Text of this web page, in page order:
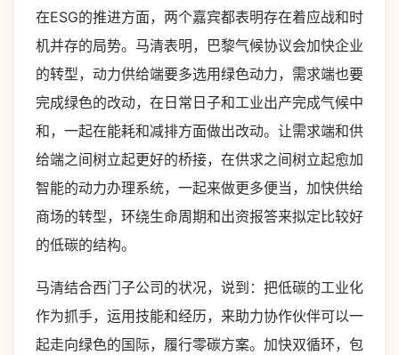
在ESG的推进方面，两个嘉宾都表明存在着应战和时
机并存的局势。马清表明，巴黎气候协议会加快企业
的转型，动力供给端要多选用绿色动力，需求端也要
完成绿色的改动，在日常日子和工业出产完成气候中
和，一起在能耗和减排方面做出改动。让需求端和供
给端之间树立起更好的桥接，在供求之间树立起愈加
智能的动力办理系统，一起来做更多便当，加快供给
商场的转型，环绕生命周期和出资报答来拟定比较好
的低碳的结构。
马清结合西门子公司的状况，说到：把低碳的工业化
作为抓手，运用技能和经历，来助力协作伙伴可以一
起走向绿色的国际，履行零碳方案。加快双循环，包